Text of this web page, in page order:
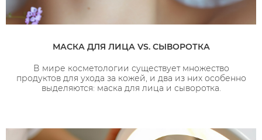
МАСКА ДЛЯ ЛИЦА VS. СЫВОРОТКА
В мире косметологии существует множество
продуктов для ухода за кожей, и два из них особенно
выделяются: маска для лица и сыворотка.